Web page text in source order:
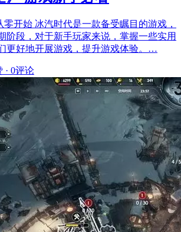
开始 冰汽时代是一款备受瞩目的游戏，
阶段，对于新手玩家来说，掌握一些实用
更好地开展游戏，提升游戏体验。…
· 0评论